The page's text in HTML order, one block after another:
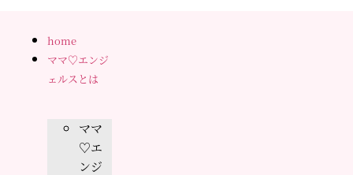
home
ママ♡エンジ
ェルスとは
ママ
♡エ
ンジ